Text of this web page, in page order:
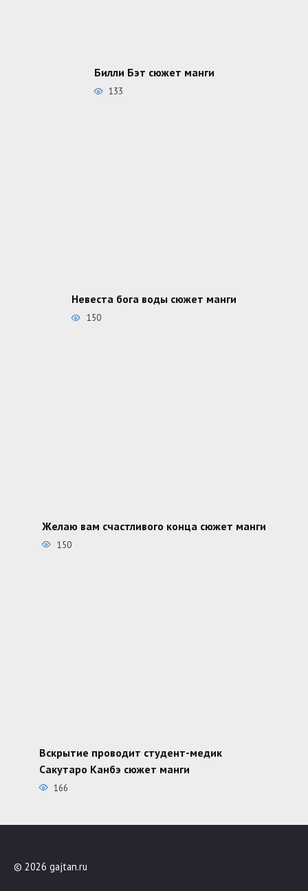
Билли Бэт сюжет манги
133
Невеста бога воды сюжет манги
150
Желаю вам счастливого конца сюжет манги
150
Вскрытие проводит студент-медик
Сакутаро Канбэ сюжет манги
166
© 2026 gajtan.ru